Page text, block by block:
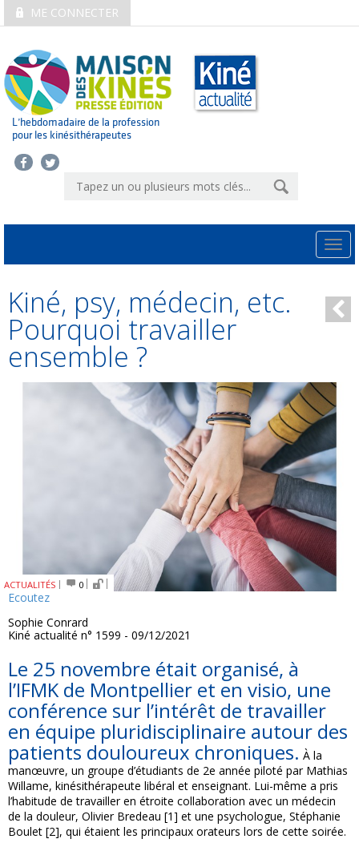
ME CONNECTER
L’hebdomadaire de la profession
pour les kinésithérapeutes
Kiné, psy, médecin, etc.
Pourquoi travailler
ensemble ?
ACTUALITÉS 0
Ecoutez
Sophie Conrard
Kiné actualité n° 1599 - 09/12/2021
Le 25 novembre était organisé, à
l’IFMK de Montpellier et en visio, une
conférence sur l’intérêt de travailler
en équipe pluridisciplinaire autour des
patients douloureux chroniques. À la
manœuvre, un groupe d’étudiants de 2e année piloté par Mathias
Willame, kinésithérapeute libéral et enseignant. Lui-même a pris
l’habitude de travailler en étroite collaboration avec un médecin
de la douleur, Olivier Bredeau [1] et une psychologue, Stéphanie
Boulet [2], qui étaient les principaux orateurs lors de cette soirée.